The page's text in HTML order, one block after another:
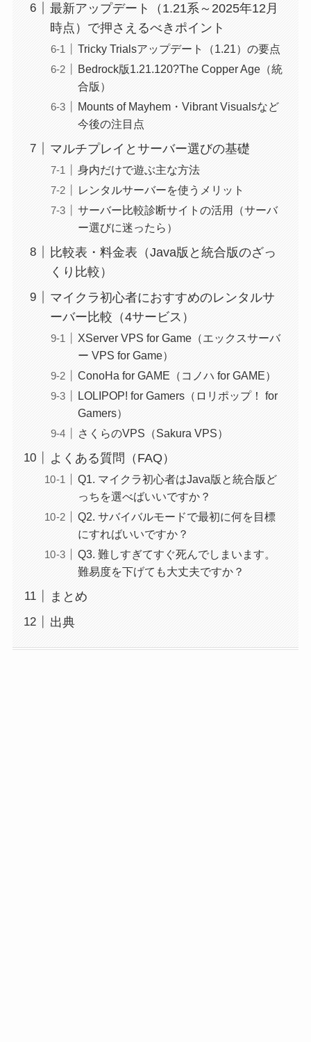
最新アップデート（1.21系～2025年12月
時点）で押さえるべきポイント
Tricky Trialsアップデート（1.21）の要点
Bedrock版1.21.120?The Copper Age（統
合版）
Mounts of Mayhem・Vibrant Visualsなど
今後の注目点
マルチプレイとサーバー選びの基礎
身内だけで遊ぶ主な方法
レンタルサーバーを使うメリット
サーバー比較診断サイトの活用（サーバ
ー選びに迷ったら）
比較表・料金表（Java版と統合版のざっ
くり比較）
マイクラ初心者におすすめのレンタルサ
ーバー比較（4サービス）
XServer VPS for Game（エックスサーバ
ー VPS for Game）
ConoHa for GAME（コノハ for GAME）
LOLIPOP! for Gamers（ロリポップ！ for
Gamers）
さくらのVPS（Sakura VPS）
よくある質問（FAQ）
Q1. マイクラ初心者はJava版と統合版ど
っちを選べばいいですか？
Q2. サバイバルモードで最初に何を目標
にすればいいですか？
Q3. 難しすぎてすぐ死んでしまいます。
難易度を下げても大丈夫ですか？
まとめ
出典